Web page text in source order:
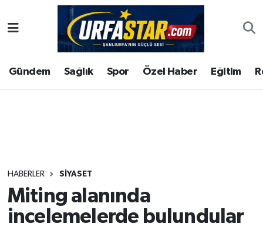
Gündem Sağlık Spor Özel Haber Eğitim
HABERLER SIYASET
Miting alanında
incelemelerde bulundular
ASAYİS
ÇEVRE
Gündem
Kültür
Şanlıurfa Nöbetçi Eczaneler
Şanlıurfa Hava Durumu
Tüm Manşetler
Son Dakika Haberleri